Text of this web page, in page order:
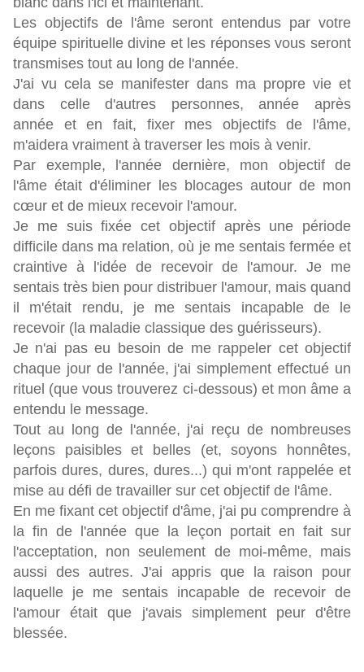
Les objectifs de l'âme seront entendus par votre
équipe spirituelle divine et les réponses vous seront
transmises tout au long de l'année.
J'ai vu cela se manifester dans ma propre vie et
dans celle d'autres personnes, année après
année et en fait, fixer mes objectifs de l'âme,
m'aidera vraiment à traverser les mois à venir.
Par exemple, l'année dernière, mon objectif de
l'âme était d'éliminer les blocages autour de mon
cœur et de mieux recevoir l'amour.
Je me suis fixée cet objectif après une période
difficile dans ma relation, où je me sentais fermée et
craintive à l'idée de recevoir de l'amour. Je me
sentais très bien pour distribuer l'amour, mais quand
il m'était rendu, je me sentais incapable de le
recevoir (la maladie classique des guérisseurs).
Je n'ai pas eu besoin de me rappeler cet objectif
chaque jour de l'année, j'ai simplement effectué un
rituel (que vous trouverez ci-dessous) et mon âme a
entendu le message.
Tout au long de l'année, j'ai reçu de nombreuses
leçons paisibles et belles (et, soyons honnêtes,
parfois dures, dures, dures...) qui m'ont rappelée et
mise au défi de travailler sur cet objectif de l'âme.
En me fixant cet objectif d'âme, j'ai pu comprendre à
la fin de l'année que la leçon portait en fait sur
l'acceptation, non seulement de moi-même, mais
aussi des autres. J'ai appris que la raison pour
laquelle je me sentais incapable de recevoir de
l'amour était que j'avais simplement peur d'être
blessée.